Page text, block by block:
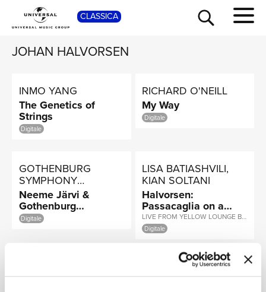
CLASSICA
JOHAN HALVORSEN
INMO YANG
The Genetics of
Strings
Digitale
RICHARD O'NEILL
My Way
Digitale
GOTHENBURG
SYMPHONY
ORCHESTRA, NEEME
JÄRVI
Neeme Järvi &
Gothenburg
Symphony Orchestra
Digitale
LISA BATIASHVILI,
KIAN SOLTANI
Halvorsen:
Passacaglia on a
Theme by Handel
(Arr. For Violin &
LIVE FROM YELLOW LOUNGE BERLIN / 2018
Digitale
ZIA HYUNSU SHIN,
GÖTEBORGS
SYMFONIKER, NEEME
SHOP
TOUR
NEWS
RICERCA